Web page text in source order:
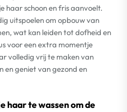
haar schoon en fris aanvoelt.
uitspoelen om opbouw van
wat kan leiden tot dofheid en
voor een extra momentje
volledig vrij te maken van
geniet van gezond en
haar te wassen om de